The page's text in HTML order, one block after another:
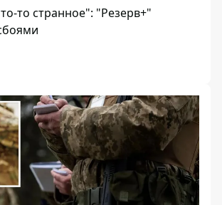
то странное": "Резерв+"